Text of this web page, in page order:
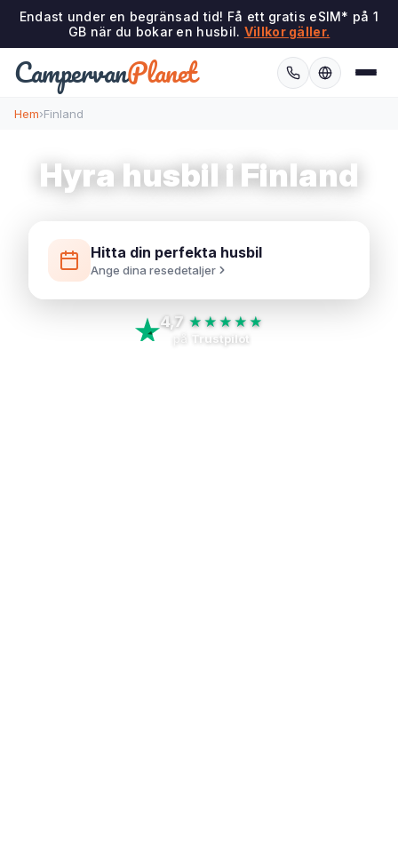
Endast under en begränsad tid! Få ett gratis eSIM* på 1
GB när du bokar en husbil. Villkor gäller.
CampervanPlanet
Hem›Finland
Hyra husbil i Finland
Hitta din perfekta husbil
Ange dina resedetaljer
4,7 ★★★★★
på Trustpilot